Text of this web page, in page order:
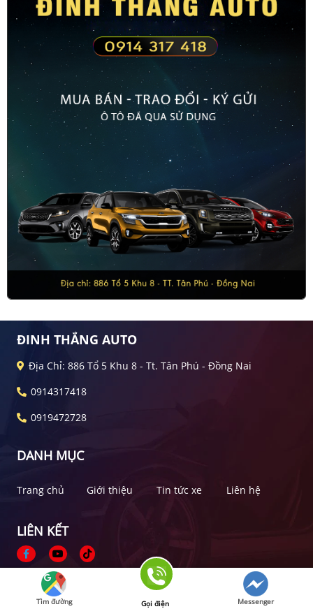
ĐINH THẮNG AUTO
Địa Chỉ: 886 Tổ 5 Khu 8 - Tt. Tân Phú - Đồng Nai
0914317418
0919472728
DANH MỤC
Trang chủ Giới thiệu Tin tức xe Liên hệ
LIÊN KẾT
Bản quyền thuộc về Đinh Thắng Auto
Thiết kế bởi
Bonbanh.com - Chuyên trang mua bán ô tô
Tìm đường Gọi điện Messenger